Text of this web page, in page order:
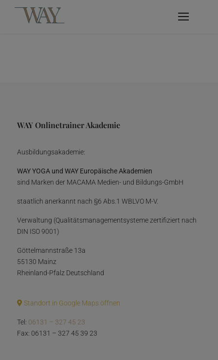
WAY Onlinetrainer Akademie
Ausbildungsakademie:
WAY YOGA und WAY Europäische Akademien
sind Marken der MACAMA Medien- und Bildungs-GmbH
staatlich anerkannt nach §6 Abs.1 WBLVO M-V.
Verwaltung (Qualitätsmanagementsysteme zertifiziert nach
DIN ISO 9001)
Göttelmannstraße 13a
55130 Mainz
Rheinland-Pfalz Deutschland
Standort in Google Maps öffnen
Tel: 06131 – 327 45 23
Fax: 06131 – 327 45 39 23